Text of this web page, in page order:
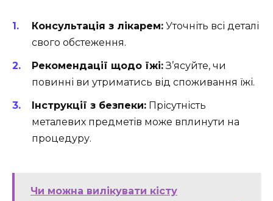
Консультація з лікарем: Уточніть всі деталі
свого обстеження.
Рекомендації щодо їжі:З’ясуйте, чи
повинні ви утриматись від споживання їжі.
Інструкції з безпеки: Прісутність
металевих предметів може вплинути на
процедуру.
Чи можна вилікувати кісту